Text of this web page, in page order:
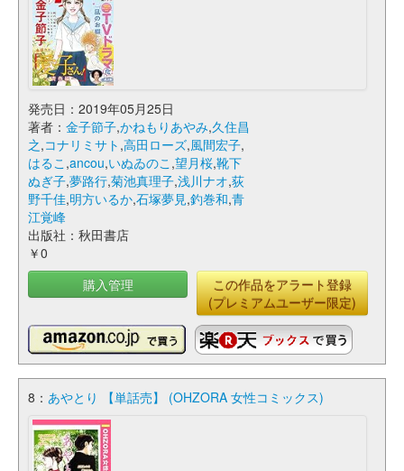
発売日：2019年05月25日
著者： 金子節子,かねもりあやみ,久住昌
之,コナリミサト ,高田ローズ,風間宏子,
はるこ ,ancou,いぬゐのこ ,望月桜,靴下
ぬぎ子,夢路行,菊池真理子,浅川ナオ,荻
野千佳,明方いるか,石塚夢見,釣巻和,青
江覚峰
出版社：秋田書店
￥0
購入管理
この作品をアラート登録
(プレミアムユーザー限定)
8： あやとり 【単話売】 (OHZORA 女性コミックス)